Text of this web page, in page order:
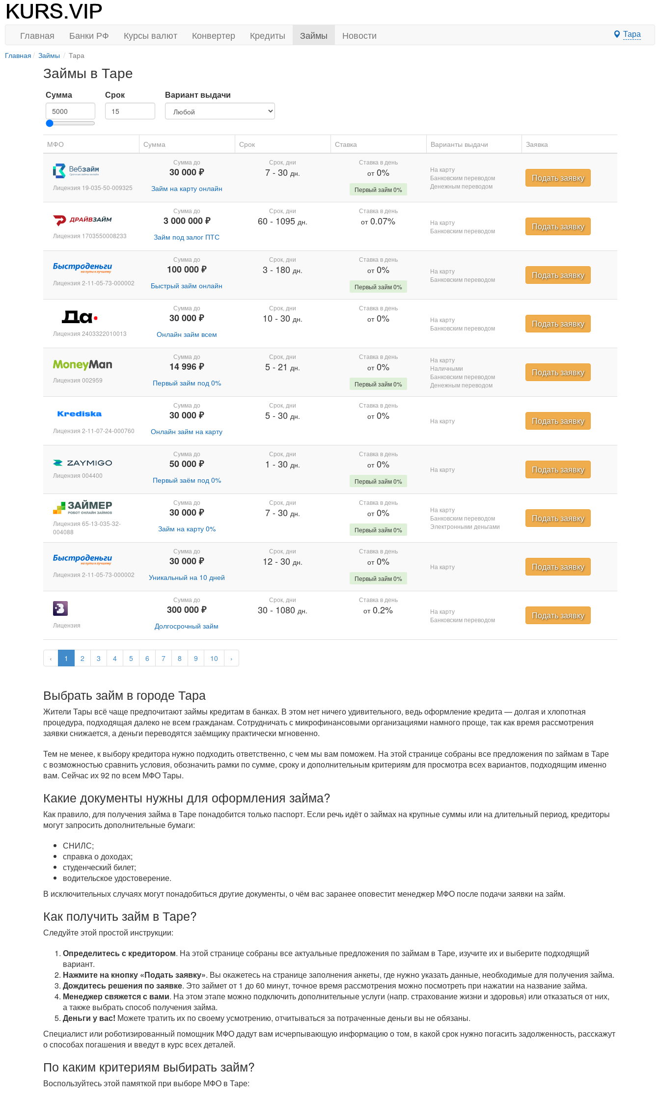
Главная Банки РФ Курсы валют Конвертер Кредиты Займы Новости Тара
Главная Займы Тара
Займы в Таре
Сумма Срок Вариант выдачи
МФО Сумма Срок Ставка Варианты выдачи Заявка
‹ 1 2 3 4 5 6 7 8 9 10 ›
Лицензия 19-035-50-009325
Сумма до
30 000 ₽
Займ на карту онлайн
Срок, дни
7- 30 дн.
Ставка в день
от0%
Первый займ 0%
На карту
Банковским переводом
Денежным переводом
Подать заявку
Лицензия 1703550008233
Сумма до
3 000 000 ₽
Займ под залог ПТС
Срок, дни
60 - 1095 дн.
Ставка в день
от0.07%
На карту
Банковским переводом
Подать заявку
Лицензия 2-11-05-73-000002
Сумма до
100 000 ₽
Быстрый займ онлайн
Срок, дни
3 - 180 дн.
Ставка в день
от0%
Первый займ 0%
На карту
Банковским переводом
Подать заявку
Лицензия 2403322010013
Сумма до
30 000 ₽
Онлайн займ всем
Срок, дни
10 - 30 дн.
Ставка в день
от0%
На карту
Банковским переводом
Подать заявку
Лицензия 002959
Сумма до
14 996 ₽
Первый займ под 0%
Срок, дни
5- 21 дн.
Ставка в день
от0%
Первый займ 0%
На карту
Наличными
Банковским переводом
Денежным переводом
Подать заявку
Лицензия 2-11-07-24-000760
Сумма до
30 000 ₽
Онлайн займ на карту
Срок, дни
5- 30 дн.
Ставка в день
от0% На карту Подать заявку
Лицензия 004400
Сумма до
50 000 ₽
Первый заём под 0%
Срок, дни
1 - 30 дн.
Ставка в день
от0%
Первый займ 0%
На карту Подать заявку
Лицензия 65-13-035-32-
004088
Сумма до
30 000 ₽
Займ на карту 0%
Срок, дни
7- 30 дн.
Ставка в день
от0%
Первый займ 0%
На карту
Банковским переводом
Электронными деньгами
Подать заявку
Лицензия 2-11-05-73-000002
Сумма до
30 000 ₽
Уникальный на 10 дней
Срок, дни
12- 30 дн.
Ставка в день
от0%
Первый займ 0%
На карту Подать заявку
Лицензия
Сумма до
300 000 ₽
Долгосрочный займ
Срок, дни
30 - 1080 дн.
Ставка в день
от0.2%
На карту
Банковским переводом
Подать заявку
Выбрать займ в городе Тара
Жители Тары всё чаще предпочитают займы кредитам в банках. В этом нет ничего удивительного, ведь оформление кредита — долгая и хлопотная
процедура, подходящая далеко не всем гражданам. Сотрудничать с микрофинансовыми организациями намного проще, так как время рассмотрения
заявки снижается, а деньги переводятся заёмщику практически мгновенно.
Тем не менее, к выбору кредитора нужно подходить ответственно, с чем мы вам поможем. На этой странице собраны все предложения по займам в Таре
с возможностью сравнить условия, обозначить рамки по сумме, сроку и дополнительным критериям для просмотра всех вариантов, подходящим именно
вам. Сейчас их 92 по всем МФО Тары.
Какие документы нужны для оформления займа?
Как правило, для получения займа в Таре понадобится только паспорт. Если речь идёт о займах на крупные суммы или на длительный период, кредиторы
могут запросить дополнительные бумаги:
СНИЛС;
справка о доходах;
студенческий билет;
водительское удостоверение.
В исключительных случаях могут понадобиться другие документы, о чём вас заранее оповестит менеджер МФО после подачи заявки на займ.
Как получить займ в Таре?
Следуйте этой простой инструкции:
Определитесь с кредитором. На этой странице собраны все актуальные предложения по займам в Таре, изучите их и выберите подходящий
вариант.
Нажмите на кнопку «Подать заявку». Вы окажетесь на странице заполнения анкеты, где нужно указать данные, необходимые для получения займа.
Дождитесь решения по заявке. Это займет от 1 до 60 минут, точное время рассмотрения можно посмотреть при нажатии на название займа.
Менеджер свяжется с вами. На этом этапе можно подключить дополнительные услуги (напр. страхование жизни и здоровья) или отказаться от них,
а также выбрать способ получения займа.
Деньги у вас! Можете тратить их по своему усмотрению, отчитываться за потраченные деньги вы не обязаны.
Специалист или роботизированный помощник МФО дадут вам исчерпывающую информацию о том, в какой срок нужно погасить задолженность, расскажут
о способах погашения и введут в курс всех деталей.
По каким критериям выбирать займ?
Воспользуйтесь этой памяткой при выборе МФО в Таре: